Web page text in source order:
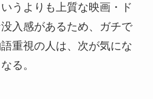
うよりも上質な映画・ド
入感があるため、ガチで
重視の人は、次が気にな
る。